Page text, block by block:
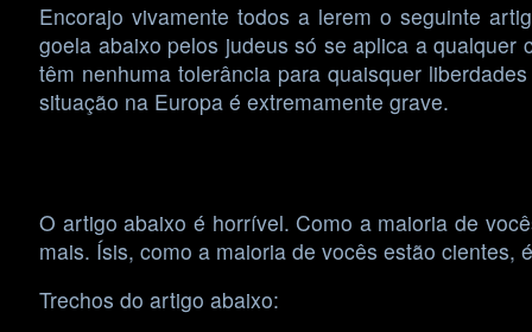
Encorajo vivamente todos a lerem o seguinte
goela abaixo pelos judeus só se aplica a
têm nenhuma tolerância para quaisquer
situação na Europa é extremamente grave.
O artigo abaixo é horrível. Como a maioria de
mais. Ísis, como a maioria de vocês estão
Trechos do artigo abaixo: